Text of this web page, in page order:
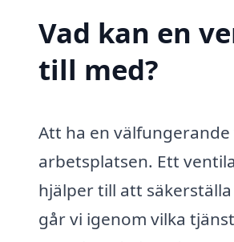
Vad kan en
till med?
Att ha en
arbetsplatsen. Ett
hjälper till att
går vi igenom vilka